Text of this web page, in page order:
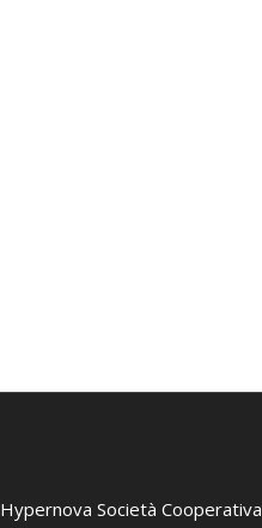
Hypernova Società Cooperativa